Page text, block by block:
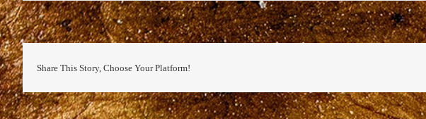
Share This Story, Choose Your Platform!